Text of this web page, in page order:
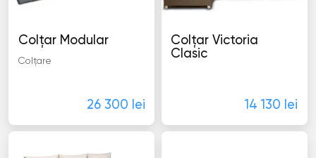
Colţar Modular
Colţare
26 300 lei
Colţar Victoria
Clasic
14 130 lei